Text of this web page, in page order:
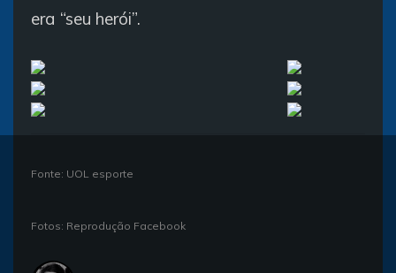
era “seu herói”.
Fonte: UOL esporte
Fotos: Reprodução Facebook